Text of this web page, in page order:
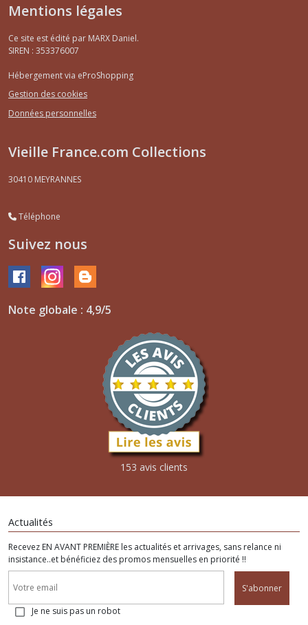
Mentions légales
Ce site est édité par MARX Daniel.
SIREN : 353376007
Hébergement via eProShopping
Gestion des cookies
Données personnelles
Vieille France.com Collections
30410 MEYRANNES
Téléphone
Suivez nous
Note globale : 4,9/5
153 avis clients
Actualités
Recevez EN AVANT PREMIÈRE les actualités et arrivages, sans relance ni
insistance..et bénéficiez des promos mensuelles en priorité !!
S'abonner
Je ne suis pas un robot